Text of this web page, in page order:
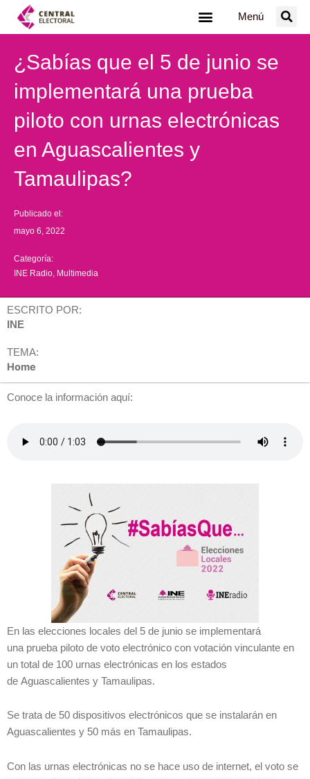
Menú
¿Sabías que el 5 de junio se
implementará una prueba
piloto con urnas electrónicas
en Aguascalientes y
Tamaulipas?
Publicado el:
mayo 6, 2022
Categoría:
INE Radio Multimedia
ESCRITO POR:
INE
TEMA:
Home
Conoce la información aquí:
En las elecciones locales del 5 de junio se implementará
una prueba piloto de voto electrónico con votación vinculante en
un total de 100 urnas electrónicas en los estados
de Aguascalientes y Tamaulipas.
Se trata de 50 dispositivos electrónicos que se instalarán en
Aguascalientes y 50 más en Tamaulipas.
Con las urnas electrónicas no se hace uso de internet, el voto se